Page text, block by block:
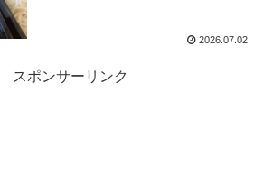
2026.07.02
スポンサーリンク